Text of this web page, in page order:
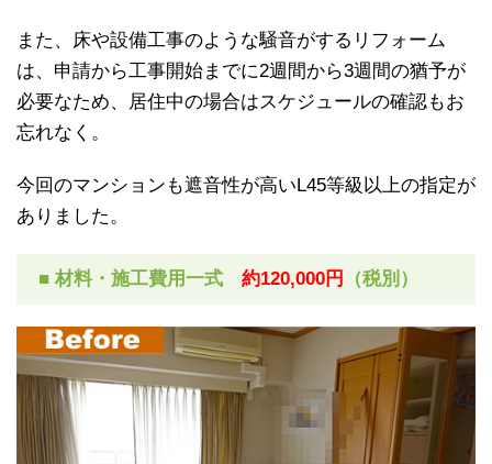
また、床や設備工事のような騒音がするリフォーム
は、申請から工事開始までに2週間から3週間の猶予が
必要なため、居住中の場合はスケジュールの確認もお
忘れなく。
今回のマンションも遮音性が高いL45等級以上の指定が
ありました。
■ 材料・施工費用一式 約120,000円 （税別）